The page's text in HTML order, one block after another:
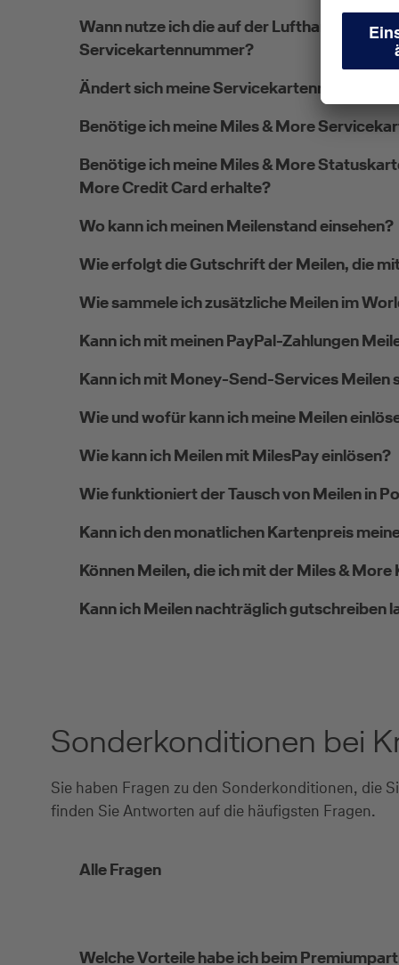
Wann nutze ich die auf der Lufthansa
Servicekartennummer?
Ändert sich meine Servicekartennummer im
Benötige ich meine Miles & More
Benötige ich meine Miles & More
More Credit Card erhalte?
Wo kann ich meinen Meilenstand einsehen?
Wie erfolgt die Gutschrift der Meilen, die
Wie sammele ich zusätzliche Meilen im
Kann ich mit meinen PayPal-Zahlungen
Kann ich mit Money-Send-Services Meilen
Wie und wofür kann ich meine Meilen
Wie kann ich Meilen mit MilesPay einlösen?
Wie funktioniert der Tausch von Meilen in
Kann ich den monatlichen Kartenpreis
Können Meilen, die ich mit der Miles &
Kann ich Meilen nachträglich gutschreiben
Sonderkonditionen bei
Sie haben Fragen zu den Sonderkonditionen, die
finden Sie Antworten auf die häufigsten Fragen.
Alle Fragen
Welche Vorteile habe ich beim